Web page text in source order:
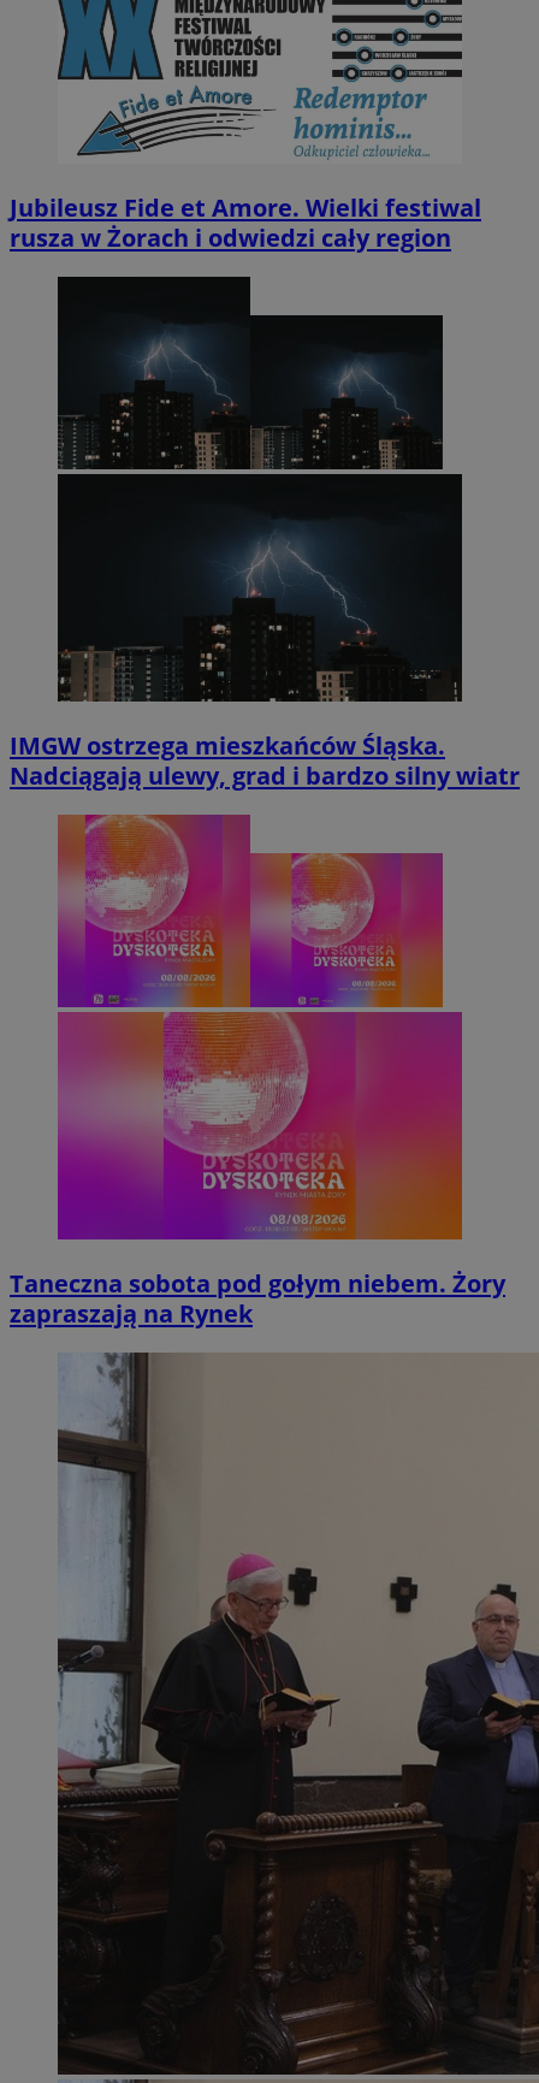
Jubileusz Fide et Amore. Wielki festiwal
rusza w Żorach i odwiedzi cały region
IMGW ostrzega mieszkańców Śląska.
Nadciągają ulewy, grad i bardzo silny wiatr
Taneczna sobota pod gołym niebem. Żory
zapraszają na Rynek